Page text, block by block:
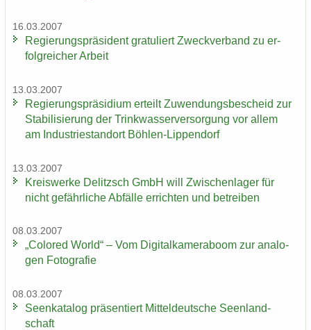
16.03.2007
Re­gie­rungs­prä­si­dent gra­tu­liert Zweck­ver­band zu er­
folg­rei­cher Ar­beit
13.03.2007
Re­gie­rungs­prä­si­di­um er­teilt Zu­wen­dungs­be­scheid zur
Sta­bi­li­sie­rung der Trink­was­ser­ver­sor­gung vor allem
am In­dus­trie­stand­ort Böhlen-​Lippendorf
13.03.2007
Kreis­wer­ke De­litzsch GmbH will Zwi­schen­la­ger für
nicht ge­fähr­li­che Ab­fäl­le er­rich­ten und be­trei­ben
08.03.2007
„Co­lo­red World“ – Vom Di­gi­tal­ka­me­ra­boom zur ana­lo­
gen Fo­to­gra­fie
08.03.2007
Se­en­ka­ta­log prä­sen­tiert Mit­tel­deut­sche Se­en­land­
schaft